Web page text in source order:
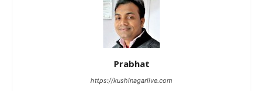
Prabhat
https://kushinagarlive.com